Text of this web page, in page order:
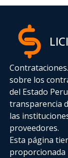
sobre los
del Estado
transparencia
las
proveedores.
Esta página
proporcionada